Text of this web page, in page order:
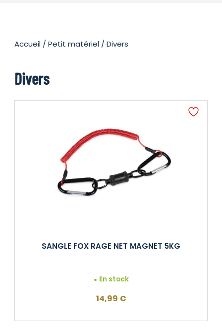
Accueil /Petit matériel / Divers
Divers
SANGLE FOX RAGE NET MAGNET 5KG
En stock
14,99 €